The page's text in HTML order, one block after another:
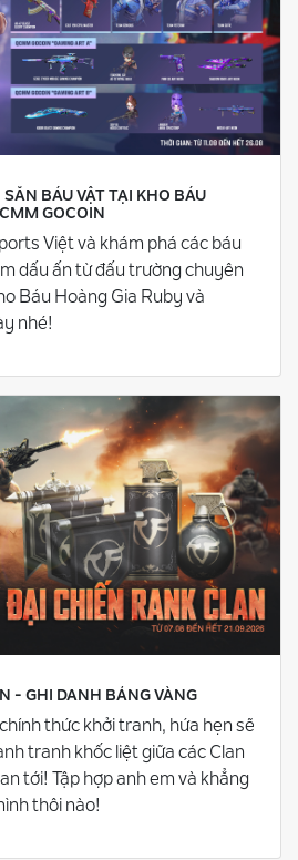
BÁU VẬT TẠI KHO BÁU
GOCOIN
Việt và khám phá các báu
dấu ấn từ đấu trường chuyên
Báu Hoàng Gia Ruby và
nhé!
- GHI DANH BẢNG VÀNG
thức khởi tranh, hứa hẹn sẽ
tranh khốc liệt giữa các Clan
tới! Tập hợp anh em và khẳng
thôi nào!